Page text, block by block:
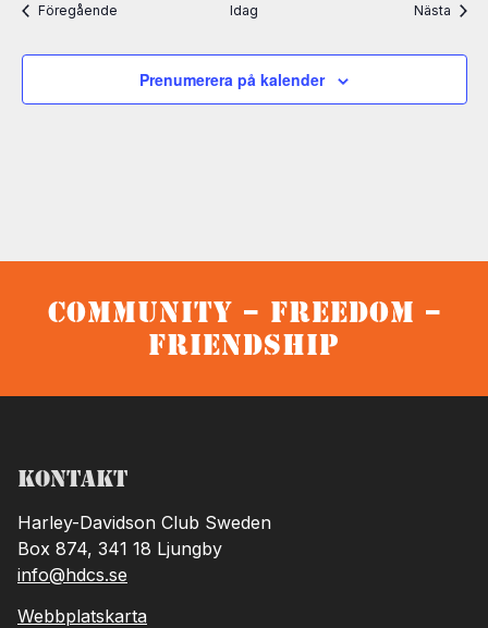
FöregåendeEvenemang Idag Nästa
Prenumerera på kalender
Community – Freedom –
Friendship
Kontakt
Harley-Davidson Club Sweden
Box 874, 341 18 Ljungby
info@hdcs.se
Webbplatskarta